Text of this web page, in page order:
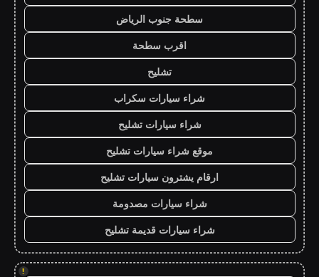
سطحة جنوب الرياض
اقرب سطحة
تشليح
شراء سيارات سكراب
شراء سيارات تشليح
موقع شراء سيارات تشليح
ارقام يشترون سيارات تشليح
شراء سيارات مصدومة
شراء سيارات قديمة تشليح
!